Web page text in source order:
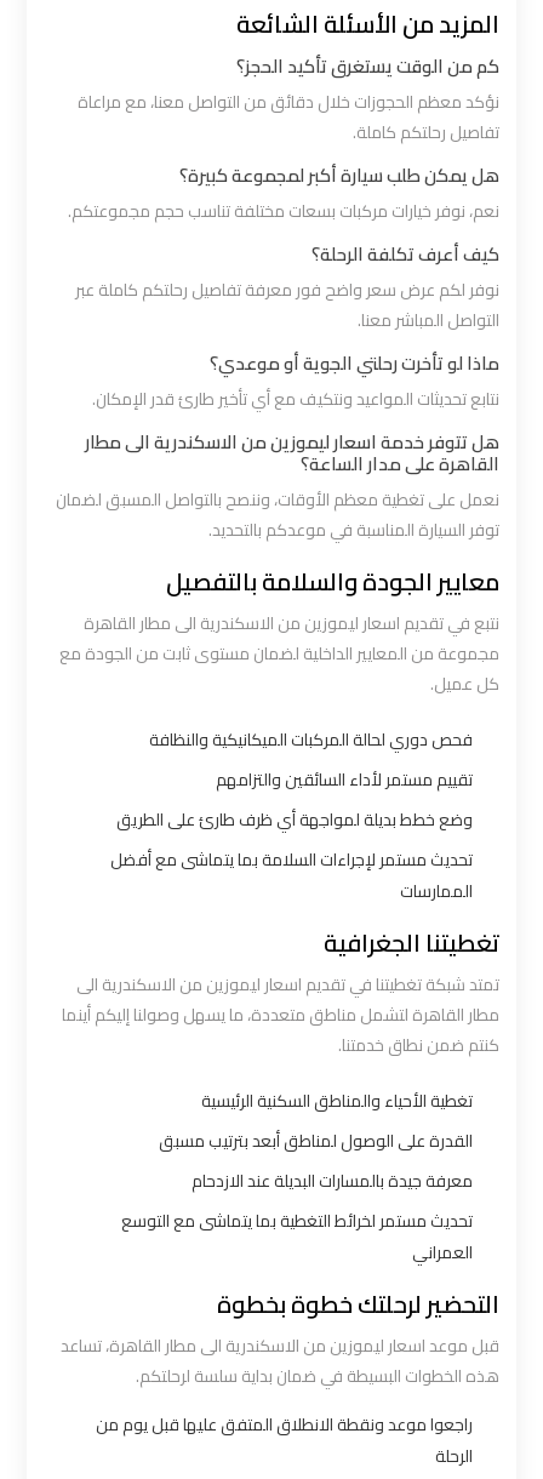
المزيد من الأسئلة الشائعة
كم من الوقت يستغرق تأكيد الحجز؟
نؤكد معظم الحجوزات خلال دقائق من التواصل معنا، مع مراعاة
تفاصيل رحلتكم كاملة.
هل يمكن طلب سيارة أكبر لمجموعة كبيرة؟
نعم، نوفر خيارات مركبات بسعات مختلفة تناسب حجم مجموعتكم.
كيف أعرف تكلفة الرحلة؟
نوفر لكم عرض سعر واضح فور معرفة تفاصيل رحلتكم كاملة عبر
التواصل المباشر معنا.
ماذا لو تأخرت رحلتي الجوية أو موعدي؟
نتابع تحديثات المواعيد ونتكيف مع أي تأخير طارئ قدر الإمكان.
هل تتوفر خدمة اسعار ليموزين من الاسكندرية الى مطار
القاهرة على مدار الساعة؟
نعمل على تغطية معظم الأوقات، وننصح بالتواصل المسبق لضمان
توفر السيارة المناسبة في موعدكم بالتحديد.
معايير الجودة والسلامة بالتفصيل
نتبع في تقديم اسعار ليموزين من الاسكندرية الى مطار القاهرة
مجموعة من المعايير الداخلية لضمان مستوى ثابت من الجودة مع
كل عميل.
فحص دوري لحالة المركبات الميكانيكية والنظافة
تقييم مستمر لأداء السائقين والتزامهم
وضع خطط بديلة لمواجهة أي ظرف طارئ على الطريق
تحديث مستمر لإجراءات السلامة بما يتماشى مع أفضل
الممارسات
تغطيتنا الجغرافية
تمتد شبكة تغطيتنا في تقديم اسعار ليموزين من الاسكندرية الى
مطار القاهرة لتشمل مناطق متعددة، ما يسهل وصولنا إليكم أينما
كنتم ضمن نطاق خدمتنا.
تغطية الأحياء والمناطق السكنية الرئيسية
القدرة على الوصول لمناطق أبعد بترتيب مسبق
معرفة جيدة بالمسارات البديلة عند الازدحام
تحديث مستمر لخرائط التغطية بما يتماشى مع التوسع
العمراني
التحضير لرحلتك خطوة بخطوة
قبل موعد اسعار ليموزين من الاسكندرية الى مطار القاهرة، تساعد
هذه الخطوات البسيطة في ضمان بداية سلسة لرحلتكم.
راجعوا موعد ونقطة الانطلاق المتفق عليها قبل يوم من
الرحلة
ليموزين
الأحمر
القاهرة
ليموزين
السخنة
ليموزين
القاهرة
اسكندرية
المطار
الساخن
اكتوبر
ليموزين
الساخن
ليموزين